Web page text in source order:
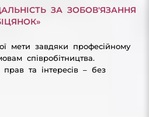
ЗА ЗОБОВ'ЯЗАННЯ
мети завдяки професійному
співробітництва.
та інтересів – без